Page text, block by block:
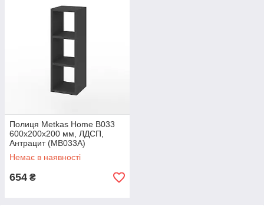
Полиця Metkas Home B033
600х200х200 мм, ЛДСП,
Антрацит (MB033A)
Немає в наявності
654 ₴